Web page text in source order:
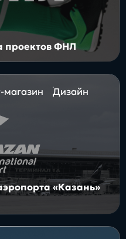
проектов ФНЛ
магазин
Дизайн
«Казань»